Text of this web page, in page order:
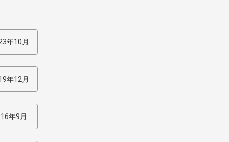
年10月
年12月
年9月